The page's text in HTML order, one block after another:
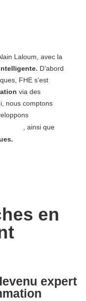
Laloum, avec la
D’abord
FHE s’est
via des
nous comptons
, ainsi que
en
expert